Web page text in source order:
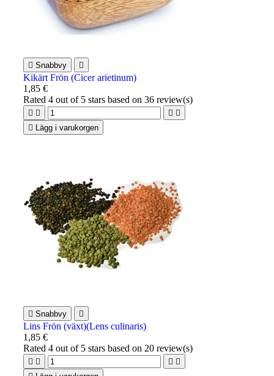
 Snabbvy 
Kikärt Frön (Cicer arietinum)
1,85 €
Rated4 out of 5 stars based on36 review(s)
   
 Lägg i varukorgen
 Snabbvy 
Lins Frön (växt)(Lens culinaris)
1,85 €
Rated4 out of 5 stars based on 20 review(s)
   